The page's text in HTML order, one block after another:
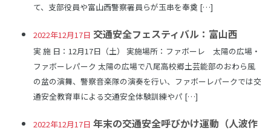
て、支部役員や富山西警察署員らが玉串を奉奠 […]
2022年12月17日 交通安全フェスティバル：富山西
実 施 日：12月17日（土） 実施場所：ファボーレ 太陽の広場・
ファボーレパーク 太陽の広場で八尾高校郷土芸能部のおわら風
の盆の演舞、警察音楽隊の演奏を行い、ファボーレパークでは交
通安全教育車による交通安全体験訓練やパ […]
2022年12月17日 年末の交通安全呼びかけ運動（人波作